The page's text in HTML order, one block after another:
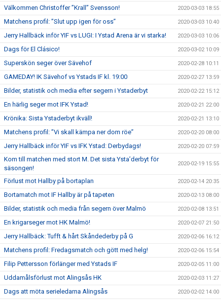
Välkommen Christoffer ”Krall” Svensson! 2020-03-03 18:55
Matchens profil: ”Slut upp igen för oss” 2020-03-03 10:40
Jerry Hallbäck inför YIF vs LUGI: I Ystad Arena är vi starka! 2020-03-03 10:06
Dags för El Clásico! 2020-03-02 10:09
Superskön seger över Sävehof 2020-02-28 10:11
GAMEDAY! IK Sävehof vs Ystads IF kl. 19:00 2020-02-27 13:59
Bilder, statistik och media efter segern i Ystaderbyt 2020-02-22 15:12
En härlig seger mot IFK Ystad! 2020-02-21 22:00
Krönika: Sista Ystaderbyt ikväll! 2020-02-21 13:10
Matchens profil: ”Vi skall kämpa ner dom röe” 2020-02-20 08:00
Jerry Hallbäck inför YIF vs IFK Ystad: Derbydags! 2020-02-20 07:59
Kom till matchen med stort M. Det sista Ysta’derbyt för
säsongen!
2020-02-19 15:55
Förlust mot Hallby på bortaplan 2020-02-14 20:35
Bortamatch mot IF Hallby är på tapeten 2020-02-13 08:00
Bilder, statistik och media från segern över Malmö 2020-02-08 13:51
En krigarseger mot HK Malmö! 2020-02-07 21:50
Jerry Hallbäck: Tufft & hårt Skåndederby på G 2020-02-06 16:12
Matchens profil: Fredagsmatch och gött med helg! 2020-02-06 15:54
Filip Pettersson förlänger med Ystads IF 2020-02-05 11:00
Uddamålsförlust mot Alingsås HK 2020-02-03 11:27
Dags att möta serieledarna Alingsås 2020-02-02 14:00